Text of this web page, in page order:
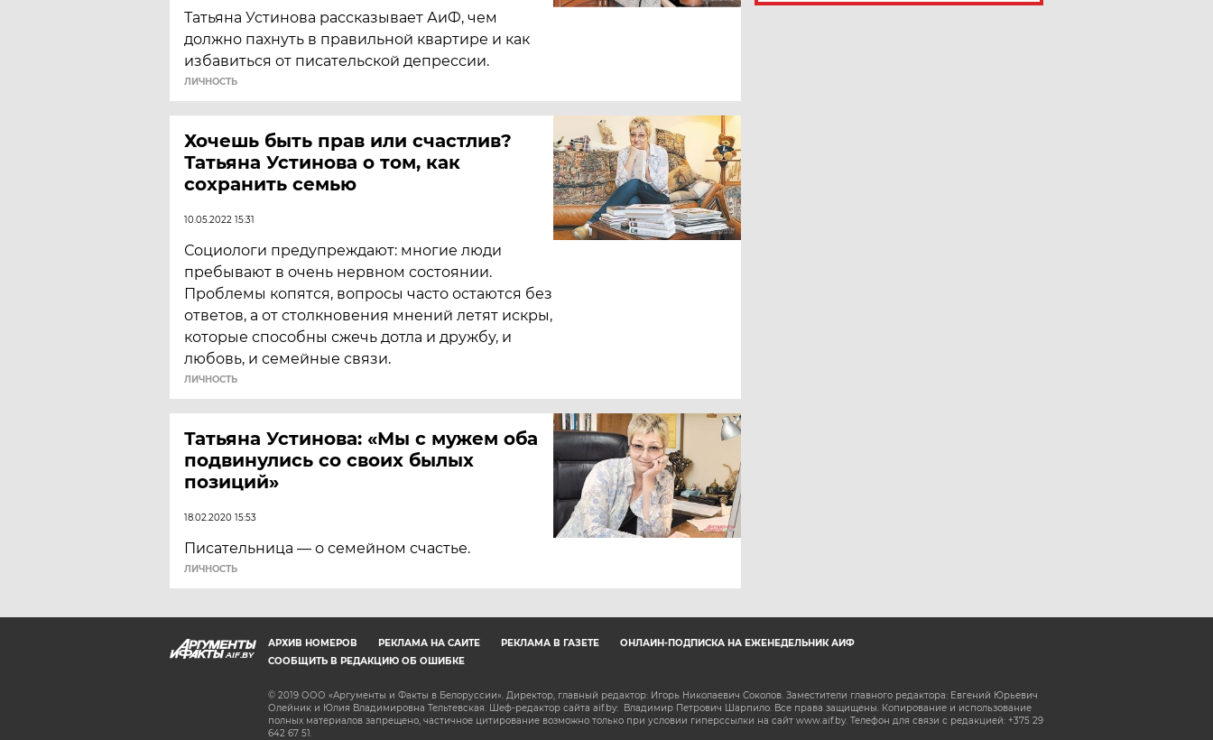
Татьяна Устинова рассказывает АиФ, чем
должно пахнуть в правильной квартире и как
избавиться от писательской депрессии.
ЛИЧНОСТЬ
Хочешь быть прав или счастлив?
Татьяна Устинова о том, как
сохранить семью
10.05.2022 15:31
Социологи предупреждают: многие люди
пребывают в очень нервном состоянии.
Проблемы копятся, вопросы часто остаются без
ответов, а от столкновения мнений летят искры,
которые способны сжечь дотла и дружбу, и
любовь, и семейные связи.
ЛИЧНОСТЬ
Татьяна Устинова: «Мы с мужем оба
подвинулись со своих былых
позиций»
18.02.2020 15:53
Писательница — о семейном счастье.
ЛИЧНОСТЬ
AIF.BY
АРХИВ НОМЕРОВ РЕКЛАМА НА САЙТЕ РЕКЛАМА В ГАЗЕТЕ
ОНЛАЙН-ПОДПИСКА НА ЕЖЕНЕДЕЛЬНИК АИФ
СООБЩИТЬ В РЕДАКЦИЮ ОБ ОШИБКЕ
© 2019 ООО «Аргументы и Факты в Белоруссии». Директор, главный редактор: Игорь Николаевич Соколов. Заместители главного редактора: Евгений Юрьевич
Олейник и Юлия Владимировна Тельтевская. Шеф-редактор сайта aif.by: Владимир Петрович Шарпило. Все права защищены. Копирование и использование
полных материалов запрещено, частичное цитирование возможно только при условии гиперссылки на сайт www.aif.by. Телефон для связи с редакцией: +375 29
642 67 51.